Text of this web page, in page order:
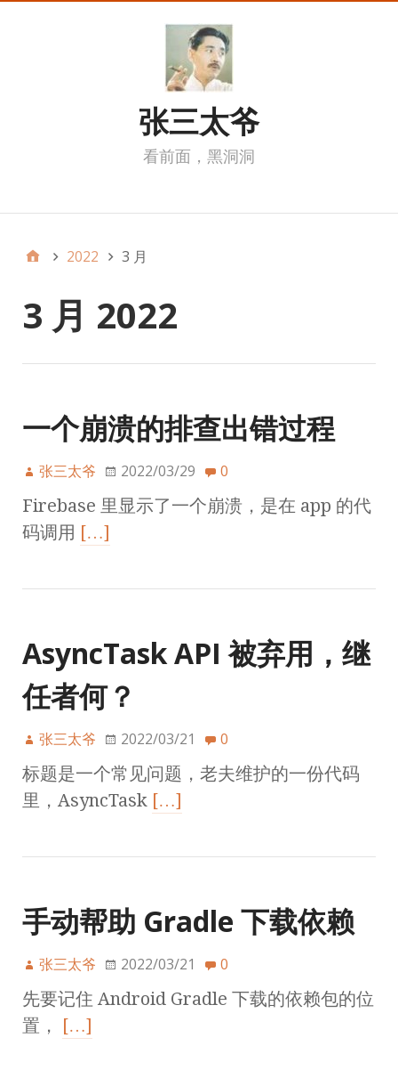
张三太爷
看前面，黑洞洞
2022 3 月
3 月 2022
一个崩溃的排查出错过程
张三太爷 2022/03/29 0
Firebase 里显示了一个崩溃，是在 app 的代
码调用 […]
AsyncTask API 被弃用，继
任者何？
张三太爷 2022/03/21 0
标题是一个常见问题，老夫维护的一份代码
里，AsyncTask […]
手动帮助 Gradle 下载依赖
张三太爷 2022/03/21 0
先要记住 Android Gradle 下载的依赖包的位
置， […]